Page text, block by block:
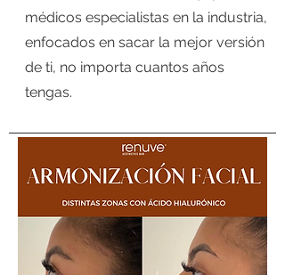
médicos especialistas en la industria,
enfocados en sacar la mejor versión
de ti, no importa cuantos años
tengas.